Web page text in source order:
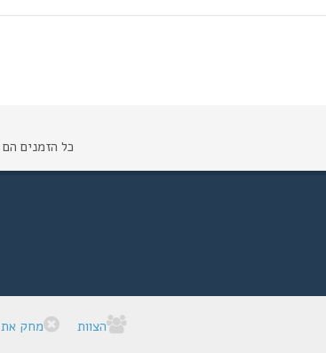
כל הזמנים הם UTC + 2 שעות
הצוות מחק את